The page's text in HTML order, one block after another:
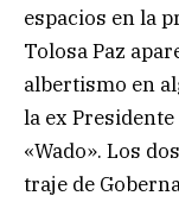
espacios en la
Tolosa Paz
albertismo en
la ex
«Wado». Los
traje de